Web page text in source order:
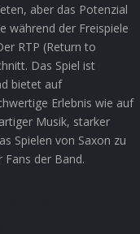
aber das Potenzial
während der Freispiele
RTP (Return to
Das Spiel ist
bietet auf
Erlebnis wie auf
Musik, starker
Spielen von Saxon zu
der Band.